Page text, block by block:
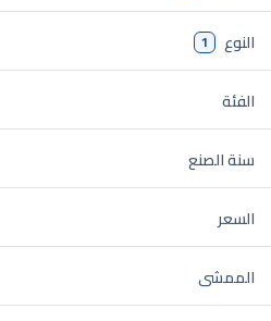
النوع 1
الفئة
سنة الصنع
السعر
الممشى